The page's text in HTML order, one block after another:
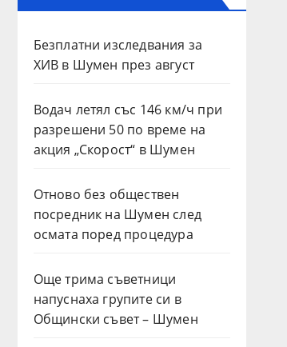
Безплатни изследвания за
ХИВ в Шумен през август
Водач летял със 146 км/ч при
разрешени 50 по време на
акция „Скорост“ в Шумен
Отново без обществен
посредник на Шумен след
осмата поред процедура
Още трима съветници
напуснаха групите си в
Общински съвет – Шумен